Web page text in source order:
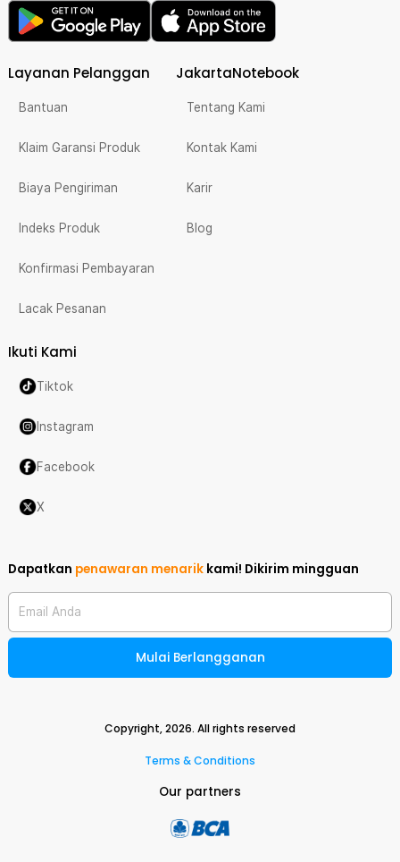
Layanan Pelanggan
Bantuan
Klaim Garansi Produk
Biaya Pengiriman
Indeks Produk
Konfirmasi Pembayaran
Lacak Pesanan
JakartaNotebook
Tentang Kami
Kontak Kami
Karir
Blog
Ikuti Kami
Tiktok
Instagram
Facebook
X
Dapatkan penawaran menarik kami! Dikirim mingguan
Email Anda
Mulai Berlangganan
Copyright,2026. All rights reserved
Terms & Conditions
Our partners